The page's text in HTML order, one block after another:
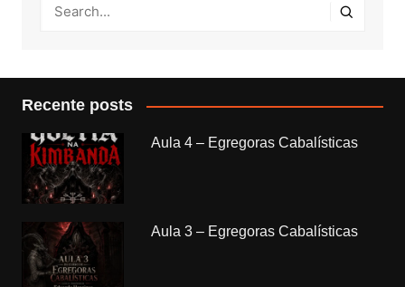
Recente posts
Aula 4 – Egregoras Cabalísticas
Aula 3 – Egregoras Cabalísticas